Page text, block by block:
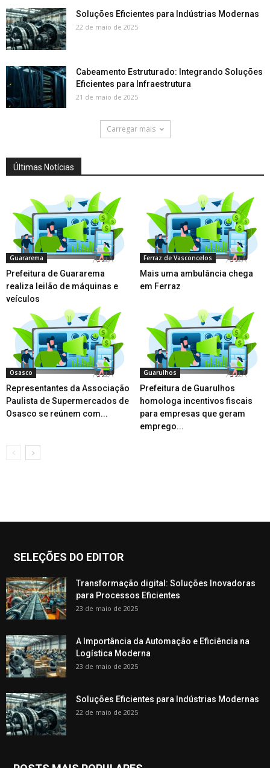
Soluções Eficientes para Indústrias Modernas
22 de maio de 2025
Cabeamento Estruturado: Integrando Soluções
Eficientes para Infraestrutura
21 de maio de 2025
Carregar mais
Últimas Notícias
Guararema
Prefeitura de Guararema
realiza leilão de máquinas e
veículos
Ferraz de Vasconcelos
Mais uma ambulância chega
em Ferraz
Osasco
Representantes da Associação
Paulista de Supermercados de
Osasco se reúnem com...
Guarulhos
Prefeitura de Guarulhos
homologa incentivos fiscais
para empresas que geram
emprego...
SELEÇÕES DO EDITOR
Transformação digital: Soluções Inovadoras
para Processos Eficientes
23 de maio de 2025
A Importância da Automação e Eficiência na
Logística Moderna
23 de maio de 2025
Soluções Eficientes para Indústrias Modernas
22 de maio de 2025